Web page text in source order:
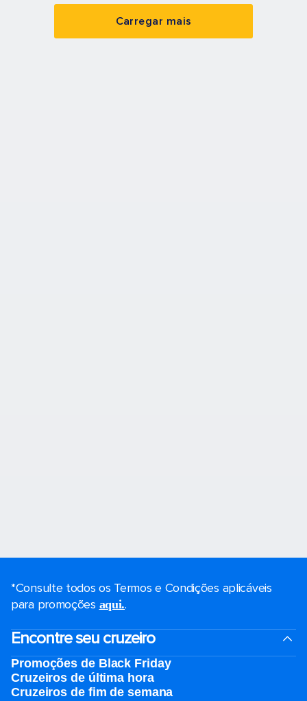
Carregar mais
*Consulte todos os Termos e Condições aplicáveis ​​
para promoções aqui..
Encontre seu cruzeiro
Promoções de Black Friday
Cruzeiros de última hora
Cruzeiros de fim de semana